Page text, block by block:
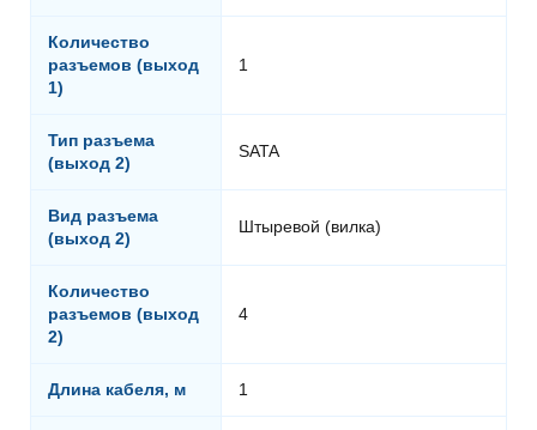
Количество
разъемов (выход
1)
1
Тип разъема
(выход 2)
SATA
Вид разъема
(выход 2)
Штыревой (вилка)
Количество
разъемов (выход
2)
4
Длина кабеля, м 1